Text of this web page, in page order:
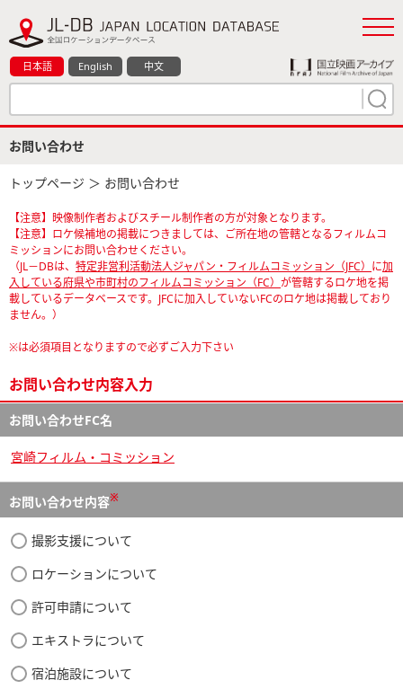
日本語 English 中文
お問い合わせ
トップページ ＞ お問い合わせ
【注意】映像制作者およびスチール制作者の方が対象となります。
【注意】ロケ候補地の掲載につきましては、ご所在地の管轄となるフィルムコ
ミッションにお問い合わせください。
（JL－DBは、 特定非営利活動法人ジャパン・フィルムコミッション（JFC） に加
入している府県や市町村のフィルムコミッション（FC） が管轄するロケ地を掲
載しているデータベースです。JFCに加入していないFCのロケ地は掲載しており
ません。）
※は必須項目となりますので必ずご入力下さい
お問い合わせ内容入力
お問い合わせFC名
宮崎フィルム・コミッション
お問い合わせ内容※
撮影支援について
ロケーションについて
許可申請について
エキストラについて
宿泊施設について